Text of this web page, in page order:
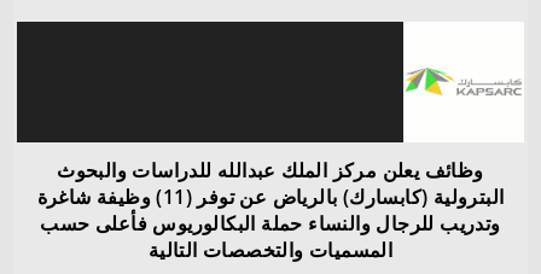
وظائف يعلن مركز الملك عبدالله للدراسات والبحوث
البترولية (كابسارك) بالرياض عن توفر (11) وظيفة شاغرة
وتدريب للرجال والنساء حملة البكالوريوس فأعلى حسب
المسميات والتخصصات التالية